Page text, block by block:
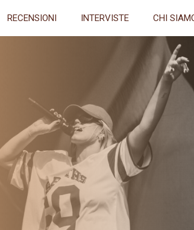
RECENSIONI INTERVISTE CHI